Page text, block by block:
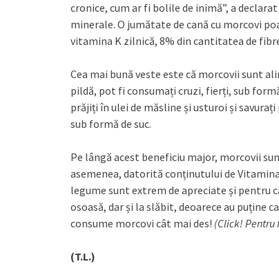
cronice, cum ar fi bolile de inimă”, a
minerale. O jumătate de cană cu morcovi
vitamina K zilnică, 8% din cantitatea de
Cea mai bună veste este că morcovii sunt
pildă, pot fi consumați cruzi, fierți, sub
prăjiți în ulei de măsline și usturoi și
sub formă de suc.
Pe lângă acest beneficiu major, morcovii
asemenea, datorită conținutului de
legume sunt extrem de apreciate și
osoasă, dar și la slăbit, deoarece au puține
consume morcovi cât mai des! (Click! Pentru
(T.L.)